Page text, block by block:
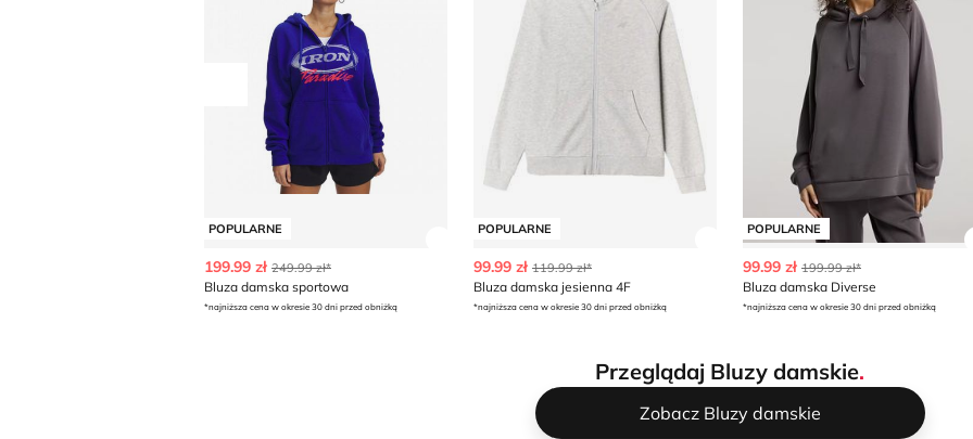
Przesuń w lewo
POPULARNE
199.99 zł 249.99 zł*
Bluza damska sportowa
*najniższa cena w okresie 30 dni przed obniżką
POPULARNE
99.99 zł 119.99 zł*
Bluza damska jesienna 4F
*najniższa cena w okresie 30 dni przed obniżką
POPULARNE
99.99 zł 199.99 zł*
Bluza damska Diverse
*najniższa cena w okresie 30 dni przed obniżką
Przeglądaj Bluzy damskie.
Zobacz Bluzy damskie